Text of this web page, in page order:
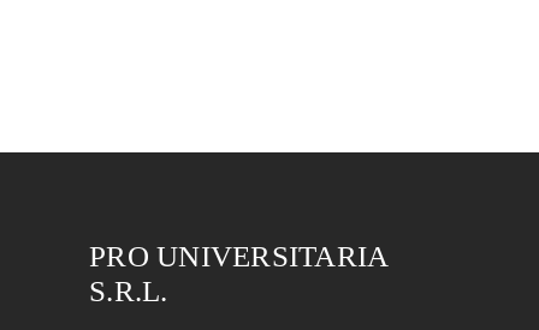
PRO UNIVERSITARIA
S.R.L.